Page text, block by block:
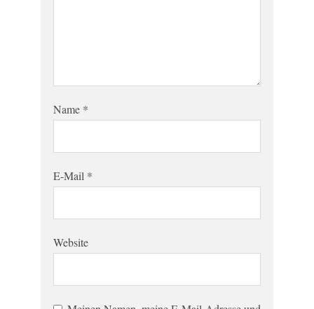
Name *
E-Mail *
Website